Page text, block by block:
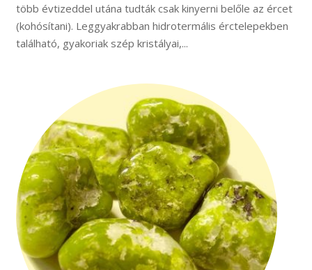
több évtizeddel utána tudták csak kinyerni belőle az ércet
(kohósítani). Leggyakrabban hidrotermális érctelepekben
található, gyakoriak szép kristályai,...